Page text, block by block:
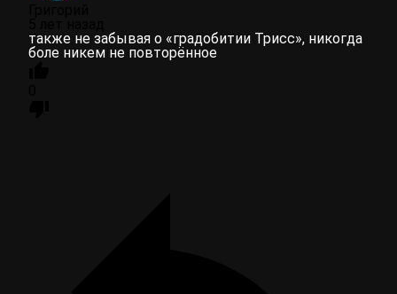
также не забывая о «градобитии Трисс», никогда
боле никем не повторённое